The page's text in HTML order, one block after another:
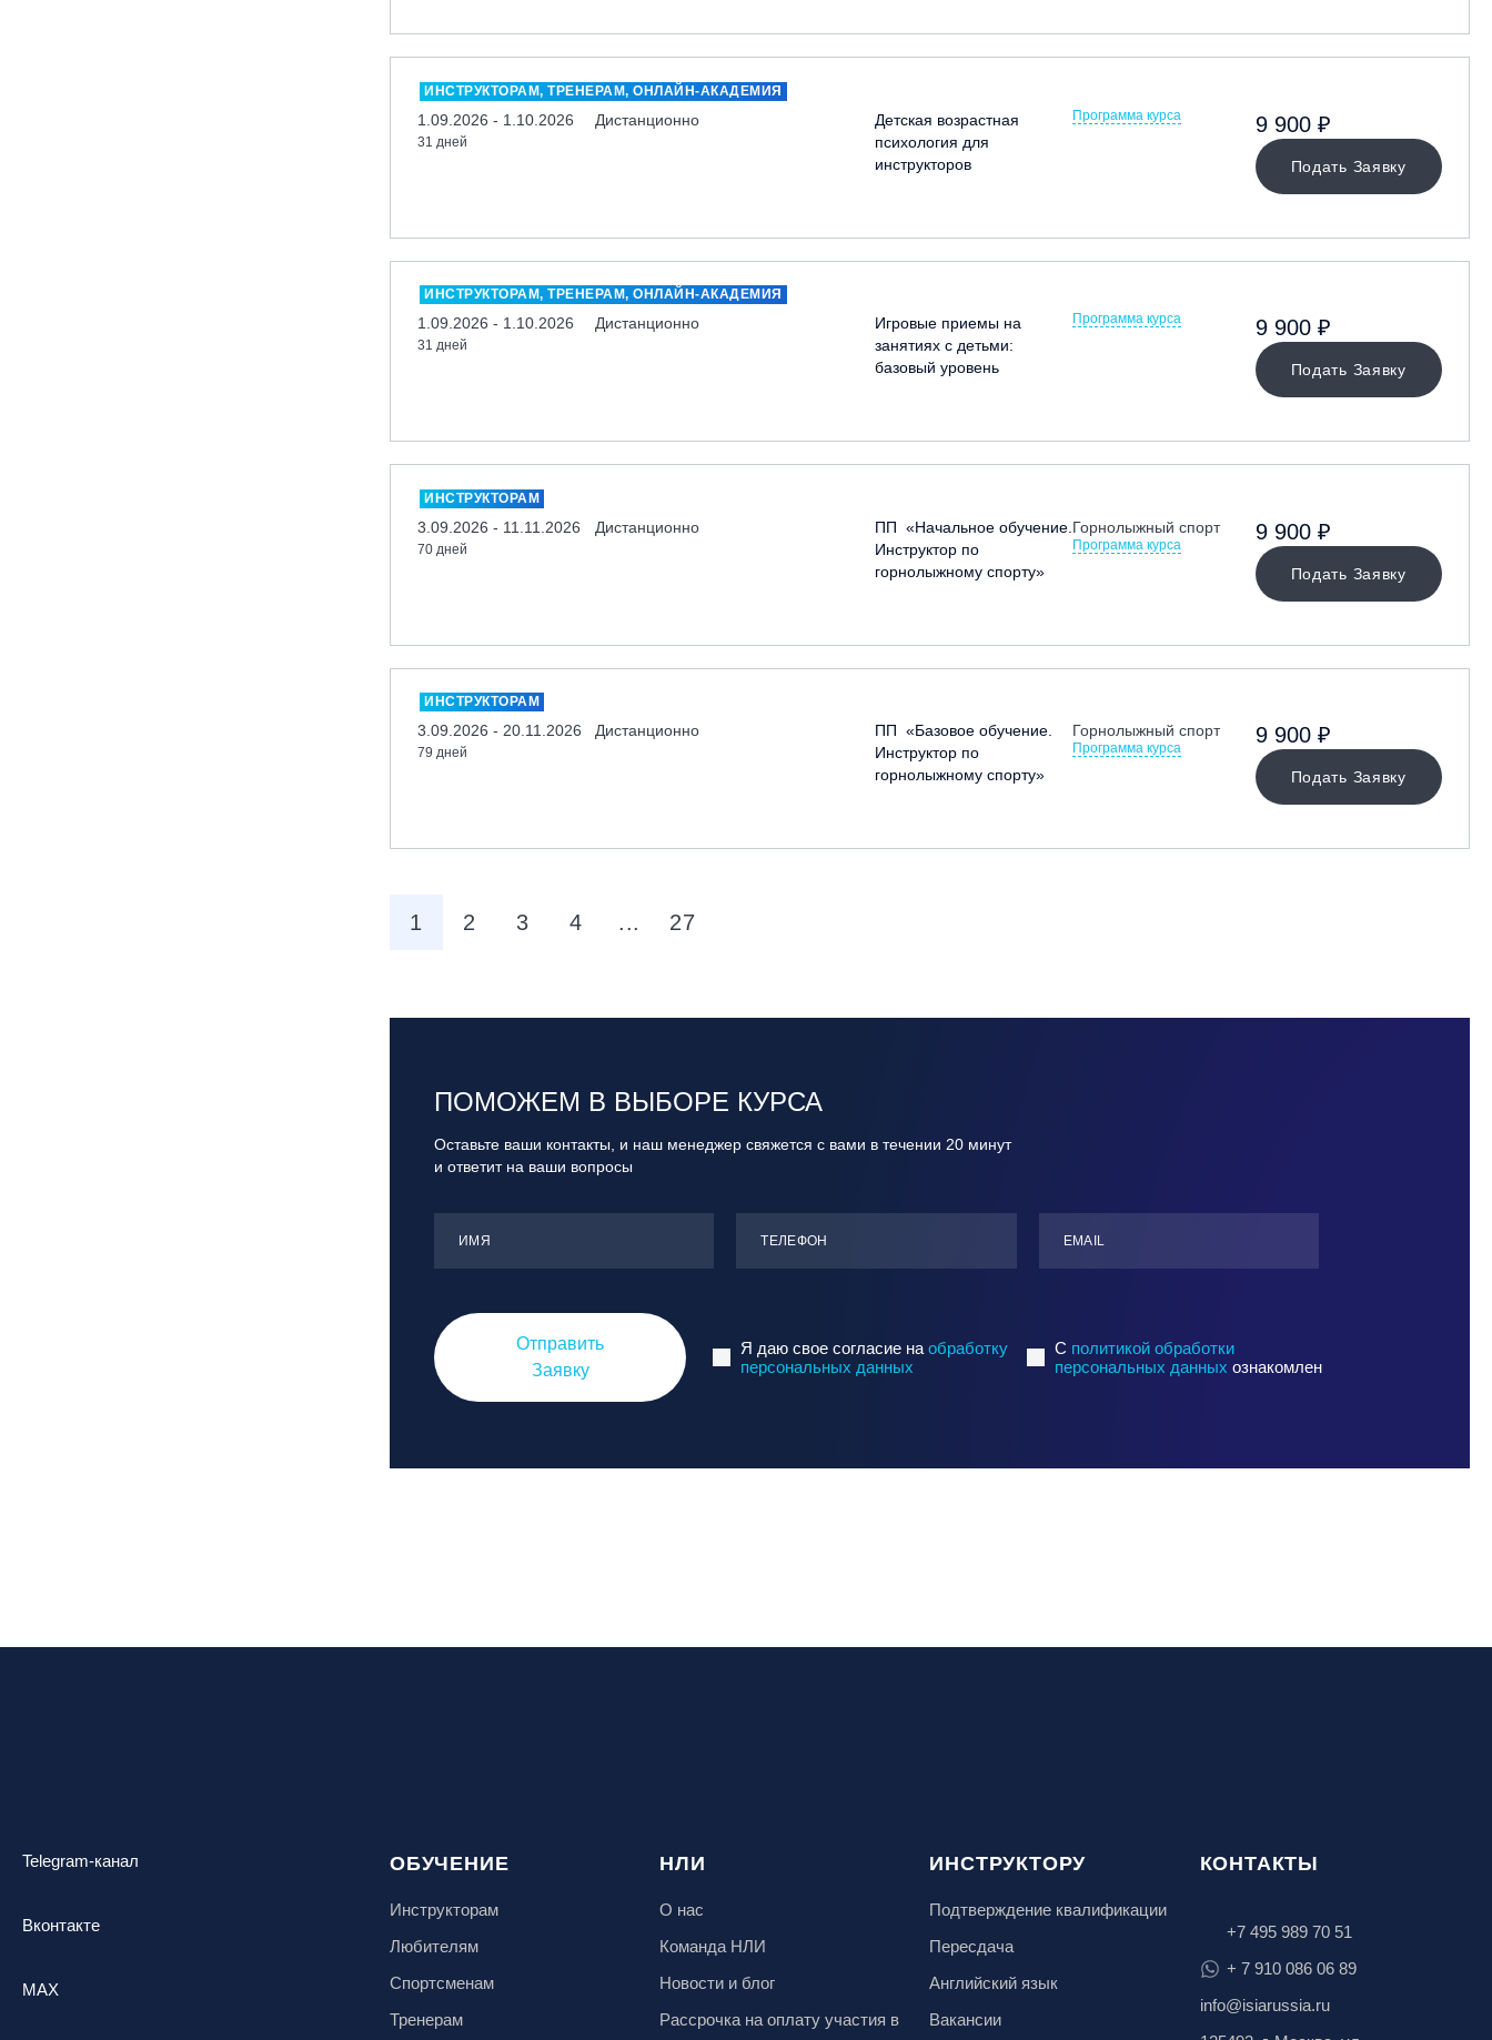
ИНСТРУКТОРАМ, ТРЕНЕРАМ, ОНЛАЙН-АКАДЕМИЯ
1.09.2026 - 1.10.2026
31 дней
Дистанционно
Детская возрастная
психология для
инструкторов
Программа курса
Подать Заявку
9 900 ₽
ИНСТРУКТОРАМ, ТРЕНЕРАМ, ОНЛАЙН-АКАДЕМИЯ
1.09.2026 - 1.10.2026
31 дней
Дистанционно
Игровые приемы на
занятиях с детьми:
базовый уровень
Программа курса
Подать Заявку
9 900 ₽
ИНСТРУКТОРАМ
3.09.2026 - 11.11.2026
70 дней
Дистанционно
ПП «Начальное обучение.
Инструктор по
горнолыжному спорту»
Горнолыжный спорт
Программа курса
Подать Заявку
9 900 ₽
ИНСТРУКТОРАМ
3.09.2026 - 20.11.2026
79 дней
Дистанционно
ПП «Базовое обучение.
Инструктор по
горнолыжному спорту»
Горнолыжный спорт
Программа курса
Подать Заявку
9 900 ₽
1 2 3 4 ... 27
ПОМОЖЕМ В ВЫБОРЕ КУРСА
Оставьте ваши контакты, и наш менеджер свяжется с вами в течении 20 минут
и ответит на ваши вопросы
ИМЯ ТЕЛЕФОН ЕMАIL
Отправить
Заявку
Я даю свое согласие наобработку
персональных данных
C политикой обработки
персональных данных ознакомлен
Telegram-канал
Вконтакте
MAX
ОБУЧЕНИЕ
Инструкторам
Любителям
Спортсменам
Тренерам
НЛИ
О нас
Команда НЛИ
Новости и блог
Рассрочка на оплату участия в
ИНСТРУКТОРУ
Подтверждение квалификации
Пересдача
Английский язык
Вакансии
КОНТАКТЫ
+7 495 989 70 51
+ 7 910 086 06 89
info@isiarussia.ru